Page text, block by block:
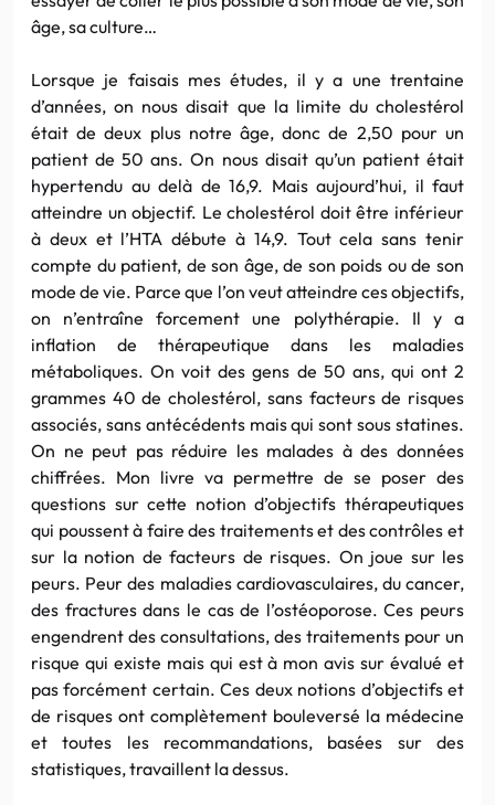
âge, sa culture…
Lorsque je faisais mes études, il y a une trentaine
d’années, on nous disait que la limite du cholestérol
était de deux plus notre âge, donc de 2,50 pour un
patient de 50 ans. On nous disait qu’un patient était
hypertendu au delà de 16,9. Mais aujourd’hui, il faut
atteindre un objectif. Le cholestérol doit être inférieur
à deux et l’HTA débute à 14,9. Tout cela sans tenir
compte du patient, de son âge, de son poids ou de son
mode de vie. Parce que l’on veut atteindre ces objectifs,
on n’entraîne forcement une polythérapie. Il y a
inflation de thérapeutique dans les maladies
métaboliques. On voit des gens de 50 ans, qui ont 2
grammes 40 de cholestérol, sans facteurs de risques
associés, sans antécédents mais qui sont sous statines.
On ne peut pas réduire les malades à des données
chiffrées. Mon livre va permettre de se poser des
questions sur cette notion d’objectifs thérapeutiques
qui poussent à faire des traitements et des contrôles et
sur la notion de facteurs de risques. On joue sur les
peurs. Peur des maladies cardiovasculaires, du cancer,
des fractures dans le cas de l’ostéoporose. Ces peurs
engendrent des consultations, des traitements pour un
risque qui existe mais qui est à mon avis sur évalué et
pas forcément certain. Ces deux notions d’objectifs et
de risques ont complètement bouleversé la médecine
et toutes les recommandations, basées sur des
statistiques, travaillent la dessus.